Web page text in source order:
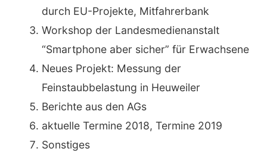
durch EU-Projekte, Mitfahrerbank
Workshop der Landesmedienanstalt
“Smartphone aber sicher” für Erwachsene
Neues Projekt: Messung der
Feinstaubbelastung in Heuweiler
Berichte aus den AGs
aktuelle Termine 2018, Termine 2019
Sonstiges